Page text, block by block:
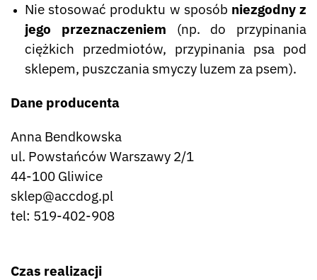
Nie stosować produktu w sposób niezgodny z
jego przeznaczeniem (np. do przypinania
ciężkich przedmiotów, przypinania psa pod
sklepem, puszczania smyczy luzem za psem).
Dane producenta
Anna Bendkowska
ul. Powstańców Warszawy 2/1
44-100 Gliwice
sklep@accdog.pl
tel: 519-402-908
Czas realizacji